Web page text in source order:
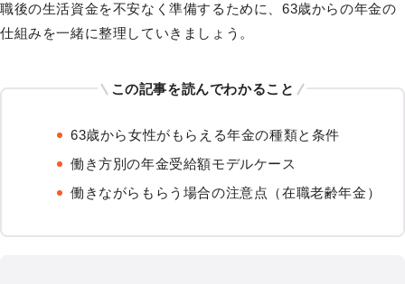
職後の生活資金を不安なく準備するために、63歳からの年金の
仕組みを一緒に整理していきましょう。
この記事を読んでわかること
63歳から女性がもらえる年金の種類と条件
働き方別の年金受給額モデルケース
働きながらもらう場合の注意点（在職老齢年金）